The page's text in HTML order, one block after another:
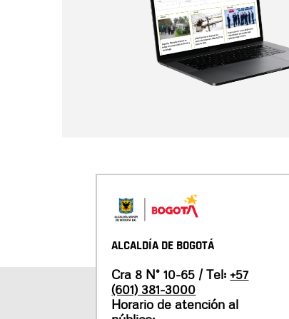
ALCALDÍA DE BOGOTÁ
Cra 8 N° 10-65 / Tel: +57
(601) 381-3000
Horario de atención al